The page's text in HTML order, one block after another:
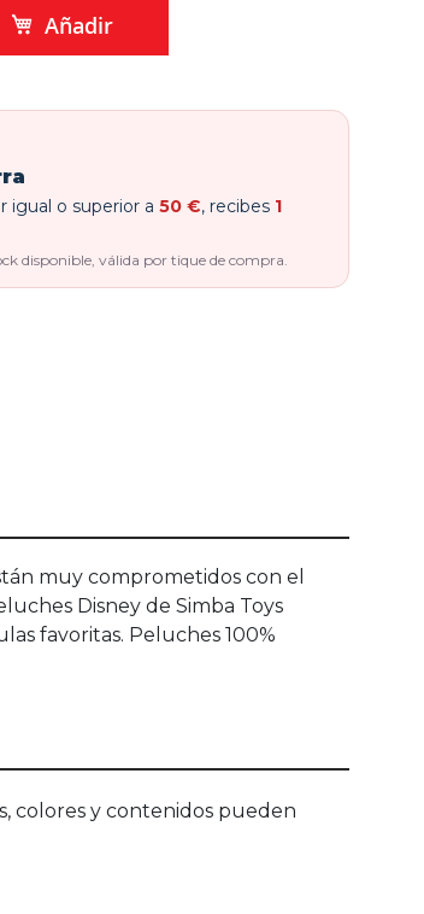
Añadir
igual o superior a 50 €, recibes 1
disponible, válida por tique de compra.
muy comprometidos con el
Disney de Simba Toys
favoritas. Peluches 100%
colores y contenidos pueden